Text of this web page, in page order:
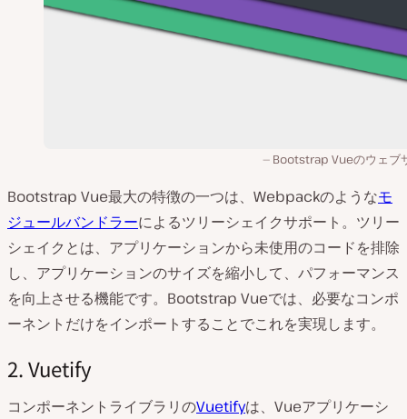
Bootstrap Vueのウェブ
Bootstrap Vue最大の特徴の一つは、Webpackのようなモ
ジュールバンドラーによるツリーシェイクサポート。ツリー
シェイクとは、アプリケーションから未使用のコードを排除
し、アプリケーションのサイズを縮小して、パフォーマンス
を向上させる機能です。Bootstrap Vueでは、必要なコンポ
ーネントだけをインポートすることでこれを実現します。
2. Vuetify
コンポーネントライブラリのVuetifyは、Vueアプリケーシ